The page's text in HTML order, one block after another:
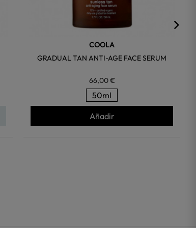
COOLA
GRADUAL TAN ANTI-AGE FACE SERUM
66,00 €
50ml
Añadir